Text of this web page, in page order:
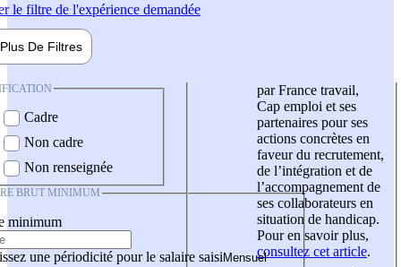
le filtre de l'expérience demandée
Plus De Filtres
Cadre
Non cadre
Non renseignée
BRUT MINIMUM
minimum
une périodicité pour le salaire saisi
par France travail,
Cap emploi et ses
partenaires pour ses
actions concrètes en
faveur du recrutement,
de l’intégration et de
l’accompagnement de
ses collaborateurs en
situation de handicap.
Pour en savoir plus,
consultez cet article.